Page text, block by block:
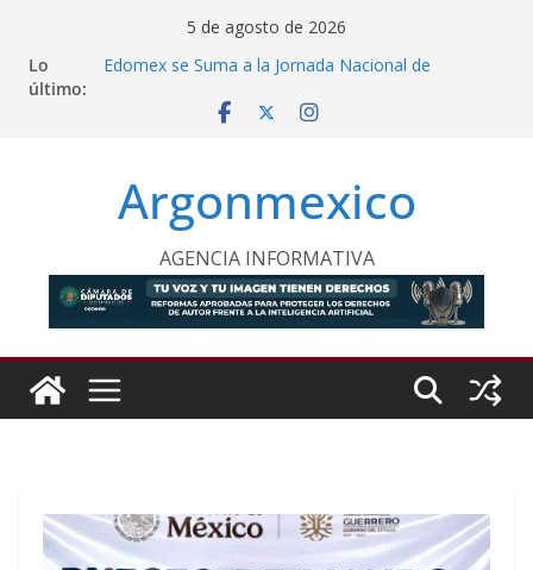
contenido
5 de agosto de 2026
Lo
último:
Edomex se Suma a la Jornada Nacional de
Condenan a 12 Años de Prisión a Traficantes de
en Huehuetla
Comisión Avala Medidas Para Descarbonizar el
Transporte
Inauguran Oficina Regional Para Atender a Mujeres
en Lerma
Argonmexico
AGENCIA INFORMATIVA